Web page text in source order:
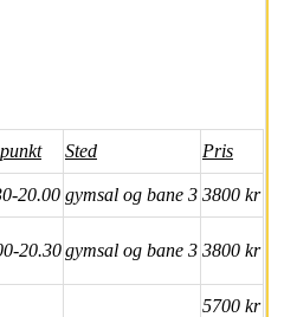
Sted Pris
20.00 gymsal og bane 3 3800 kr
20.30gymsal og bane 3 3800 kr
5700 kr